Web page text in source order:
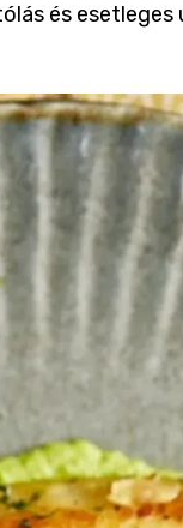
és esetleges